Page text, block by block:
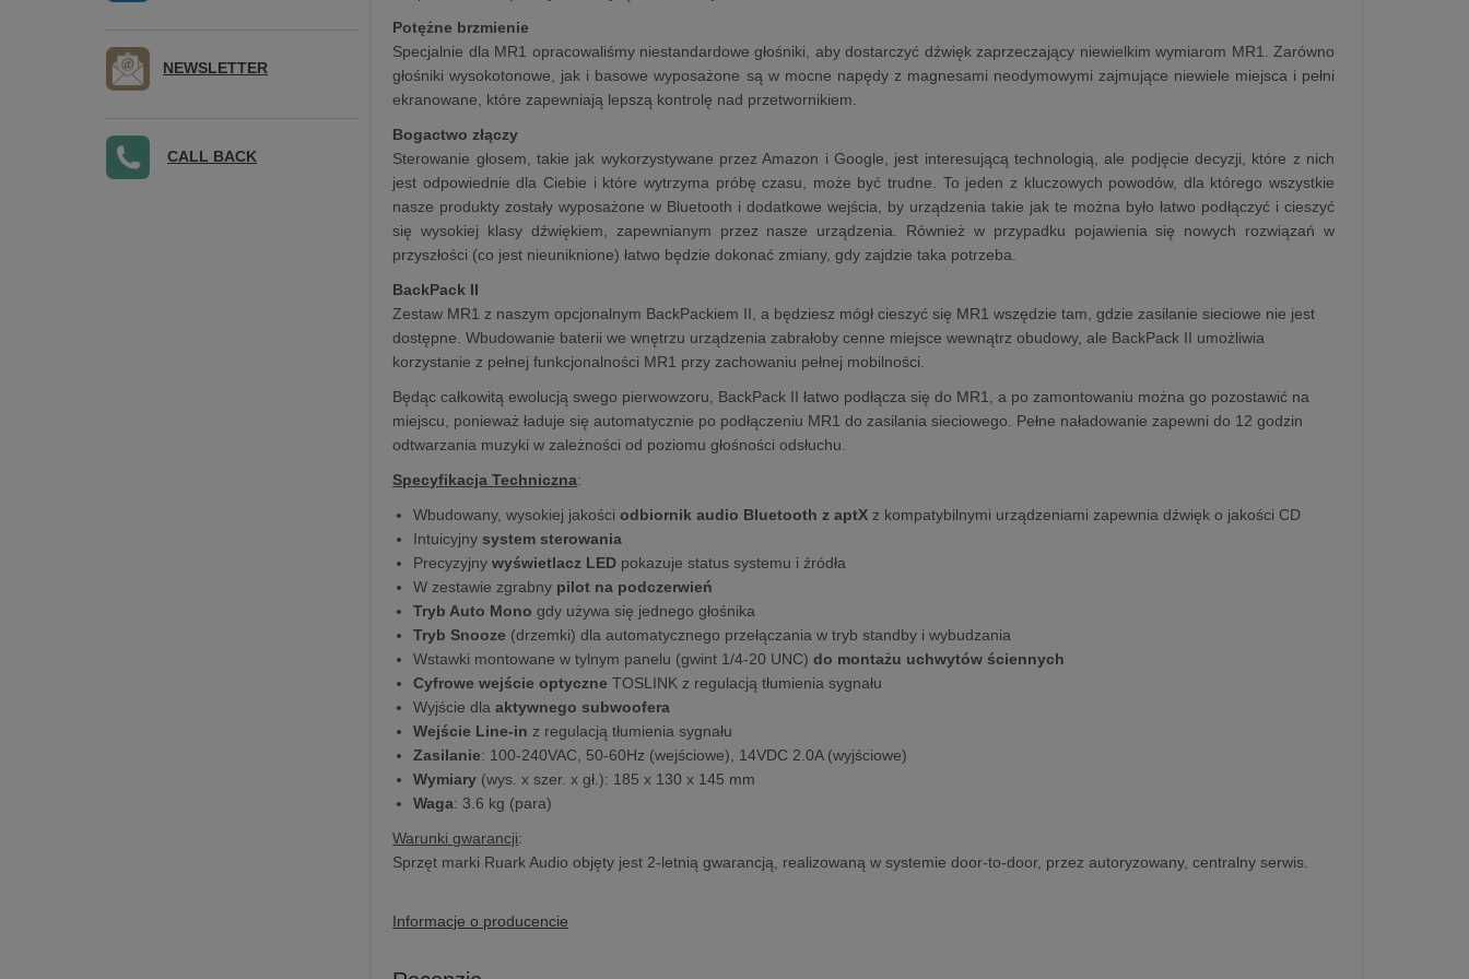
Potężne brzmienie
Specjalnie dla MR1 opracowaliśmy niestandardowe głośniki, aby dostarczyć dźwięk zaprzeczający niewielkim wymiarom MR1. Zarówno
głośniki wysokotonowe, jak i basowe wyposażone są w mocne napędy z magnesami neodymowymi zajmujące niewiele miejsca i pełni
ekranowane, które zapewniają lepszą kontrolę nad przetwornikiem.
Bogactwo złączy
Sterowanie głosem, takie jak wykorzystywane przez Amazon i Google, jest interesującą technologią, ale podjęcie decyzji, które z nich
jest odpowiednie dla Ciebie i które wytrzyma próbę czasu, może być trudne. To jeden z kluczowych powodów, dla którego wszystkie
nasze produkty zostały wyposażone w Bluetooth i dodatkowe wejścia, by urządzenia takie jak te można było łatwo podłączyć i cieszyć
się wysokiej klasy dźwiękiem, zapewnianym przez nasze urządzenia. Również w przypadku pojawienia się nowych rozwiązań w
przyszłości (co jest nieuniknione) łatwo będzie dokonać zmiany, gdy zajdzie taka potrzeba.
BackPack II
Zestaw MR1 z naszym opcjonalnym BackPackiem II, a będziesz mógł cieszyć się MR1 wszędzie tam, gdzie zasilanie sieciowe nie jest
dostępne. Wbudowanie baterii we wnętrzu urządzenia zabrałoby cenne miejsce wewnątrz obudowy, ale BackPack II umożliwia
korzystanie z pełnej funkcjonalności MR1 przy zachowaniu pełnej mobilności.
Będąc całkowitą ewolucją swego pierwowzoru, BackPack II łatwo podłącza się do MR1, a po zamontowaniu można go pozostawić na
miejscu, ponieważ ładuje się automatycznie po podłączeniu MR1 do zasilania sieciowego. Pełne naładowanie zapewni do 12 godzin
odtwarzania muzyki w zależności od poziomu głośności odsłuchu.
Specyfikacja Techniczna:
Wbudowany, wysokiej jakościodbiornik audio Bluetooth z aptX z kompatybilnymi urządzeniami zapewnia dźwięk o jakości CD
Intuicyjny system sterowania
Precyzyjnywyświetlacz LED pokazuje status systemu i źródła
W zestawie zgrabny pilot na podczerwień
Tryb Auto Mono gdy używa się jednego głośnika
Tryb Snooze (drzemki) dla automatycznego przełączania w tryb standby i wybudzania
Wstawki montowane w tylnym panelu (gwint 1/4-20 UNC)do montażu uchwytów ściennych
Cyfrowe wejście optyczne TOSLINK z regulacją tłumienia sygnału
Wyjście dlaaktywnego subwoofera
Wejście Line-in z regulacją tłumienia sygnału
Zasilanie: 100-240VAC, 50-60Hz (wejściowe), 14VDC 2.0A (wyjściowe)
Wymiary (wys. x szer. x gł.): 185 x 130 x 145 mm
Waga: 3.6 kg (para)
Warunki gwarancji:
Sprzęt marki Ruark Audio objęty jest 2-letnią gwarancją, realizowaną w systemie door-to-door, przez autoryzowany, centralny serwis.
Informacje o producencie
NEWSLETTER
CALL BACK